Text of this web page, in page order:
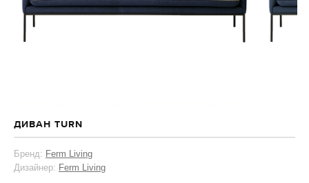
ДИВАН TURN
Бренд: Ferm Living
Дизайнер: Ferm Living